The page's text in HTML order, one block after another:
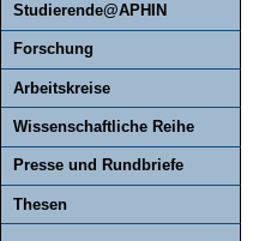
Studierende@APHIN
Forschung
Arbeitskreise
Wissenschaftliche Reihe
Presse und Rundbriefe
Thesen